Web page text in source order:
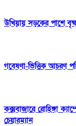
উখিয়ায় সড়কের পাশে
গবেষণা-ভিত্তিক আচরণ
কক্সবাজারে রোহিঙ্গা
চেয়ারম্যান